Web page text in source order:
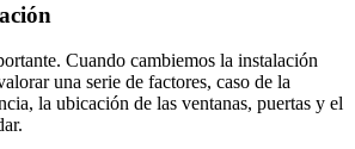
Cuando cambiemos la instalación
una serie de factores, caso de la
la ubicación de las ventanas, puertas y el